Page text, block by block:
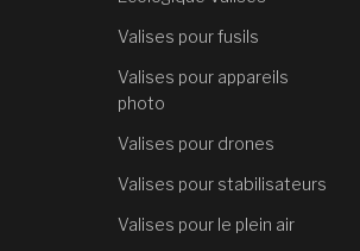
clientèle pratique. Parce qu'une
équipement le plus précieux doit elle-
chose sur lequel vous pouvez compter,
les plus exigeants au monde ne se
Votre équipement ne devrait pas non
valises NANUK valises
Valises pour fusils
Valises pour appareils
photo
Valises pour drones
Valises pour stabilisateurs
Valises pour le plein air